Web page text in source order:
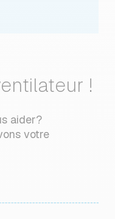
!
aider?
votre